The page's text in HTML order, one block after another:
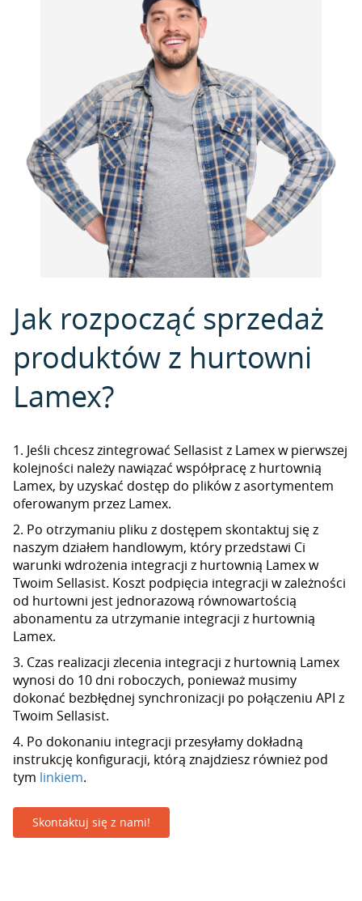
Jak rozpocząć sprzedaż
produktów z hurtowni
Lamex?
1. Jeśli chcesz zintegrować Sellasist z Lamex w pierwszej
kolejności należy nawiązać współpracę z hurtownią
Lamex, by uzyskać dostęp do plików z asortymentem
oferowanym przez Lamex.
2. Po otrzymaniu pliku z dostępem skontaktuj się z
naszym działem handlowym, który przedstawi Ci
warunki wdrożenia integracji z hurtownią Lamex w
Twoim Sellasist. Koszt podpięcia integracji w zależności
od hurtowni jest jednorazową równowartością
abonamentu za utrzymanie integracji z hurtownią
Lamex.
3. Czas realizacji zlecenia integracji z hurtownią Lamex
wynosi do 10 dni roboczych, ponieważ musimy
dokonać bezbłędnej synchronizacji po połączeniu API z
Twoim Sellasist.
4. Po dokonaniu integracji przesyłamy dokładną
instrukcję konfiguracji, którą znajdziesz również pod
tym linkiem.
Skontaktuj się z nami!